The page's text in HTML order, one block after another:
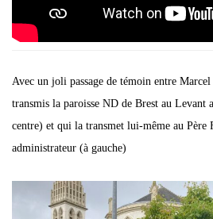
Avec un joli passage de témoin entre
transmis la paroisse ND de Brest au Levant
centre) et qui la transmet lui-même au Père
administrateur (à gauche)